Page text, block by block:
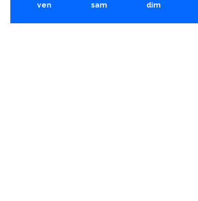
ven sam dim